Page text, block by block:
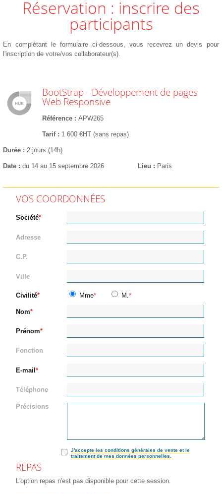
Réservation : inscrire des
participants
En complétant le formulaire ci-dessous, vous recevrez un devis pour
l'inscription de votre/vos collaborateur(s).
BootStrap - Développement de pages
Web Responsive
Référence APW265
Tarif 1 600 €HT (sans repas)
Durée 2 jours (14h)
Date du 14 au 15 septembre 2026 Lieu Paris
VOS COORDONNÉES
Société
Adresse
C.P.
Ville
Civilité Mme M.
Nom
Prénom
Fonction
E-mail
Téléphone
Précisions
J'accepte les conditions générales de vente et le
traitement de mes données personnelles.
REPAS
L'option repas n'est pas disponible pour cette session.